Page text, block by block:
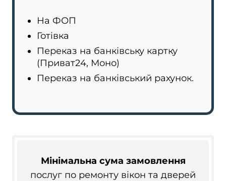
На ФОП
Готівка
Переказ на банківську картку
(Приват24, Моно)
Переказ на банківський рахунок.
Мінімальна сума замовлення
послуг по ремонту вікон та дверей